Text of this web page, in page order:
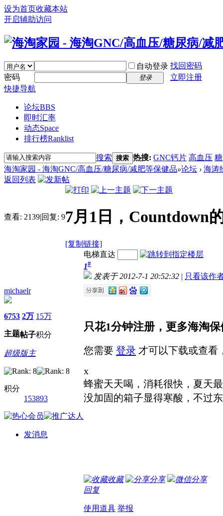
设为首页收藏本站
开启辅助访问
自动登录 找回密码
密码
登录
立即注册
快捷导航
论坛BBS
即时汇率
动态Space
排行榜Ranklist
搜索 搜索 热搜: GNC钙片 高血压
海淘家园 - 海淘GNC/高血压/糖尿病/减肥等保健品»论坛 › 海涛
返回列表
查看: 2139|回复: 97月1日，Countdown
[复制链接]
michaelr
6753
主题
2万
帖子
15万
积分
超级版主
积分
153893
发消息
电梯直达
1#
发表于 2012-7-1 20:52:32 | 只看该作
只花1分钟注册，更多海淘
您需要 登录 才可以下载或查看
x
蜂蜜天天喝，消耗很快，夏天
没加固的箱子显得寒酸，不过
收藏 分享
微信分享
回复
使用道具 举报